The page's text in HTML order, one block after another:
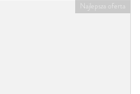
Najlepsza oferta